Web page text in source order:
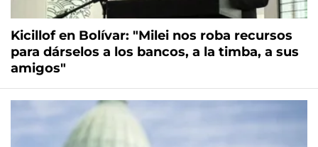
Kicillof en Bolívar: "Milei nos roba recursos
para dárselos a los bancos, a la timba, a sus
amigos"